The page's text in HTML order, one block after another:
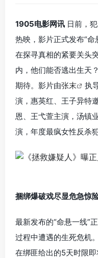
1905电影网讯 日前，
热映，影片正式发布“
在探寻真相的紧要关头
内，他们能否逃出生天
期待。影片由张末 执
演，惠英红、王子异特
恩、王弋萱主演，汤镇
演，年度最疯女性反杀
捆绑爆破戏尽显危急惊
最新发布的“命悬一线”
过程中遭遇的生死危机
在绑匪给出的5天时限